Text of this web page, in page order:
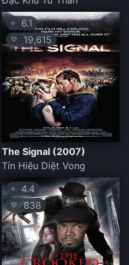
⭐ 6.1
💛 19,615
The Signal (2007)
Tín Hiệu Diệt Vong
⭐ 4.4
💛 838